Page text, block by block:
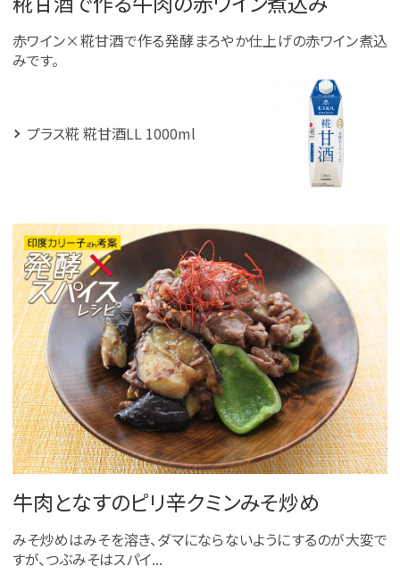
赤ワイン×糀甘酒で作る発酵まろやか仕上げの赤ワイン煮込
みです。
プラス糀 糀甘酒LL 1000ml
牛肉となすのピリ辛クミンみそ炒め
みそ炒めはみそを溶き、ダマにならないようにするのが大変で
すが、つぶみそはスパイ...